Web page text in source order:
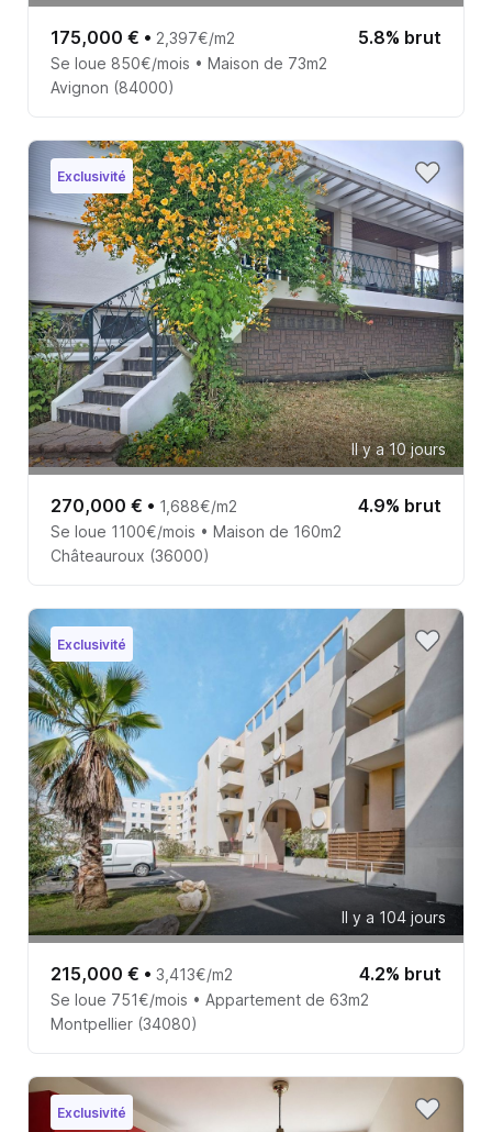
175,000 € • 2,397€/m2 5.8% brut
Se loue 850€/mois • Maison de 73m2
Avignon (84000)
Exclusivité
Il y a 10 jours
270,000 € • 1,688€/m2 4.9% brut
Se loue 1100€/mois • Maison de 160m2
Châteauroux (36000)
Exclusivité
Il y a 104 jours
215,000 € • 3,413€/m2 4.2% brut
Se loue 751€/mois • Appartement de 63m2
Montpellier (34080)
Exclusivité